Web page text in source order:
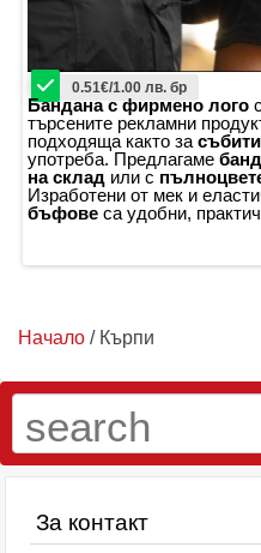
0.51€/1.00 лв. бр
Бандана с фирмено лого
търсените рекламни
подходяща както за
употреба. Предлагаме
на склад или с
Изработени от мек и
бъфове са удобни,
Начало / Кърпи
За контакт